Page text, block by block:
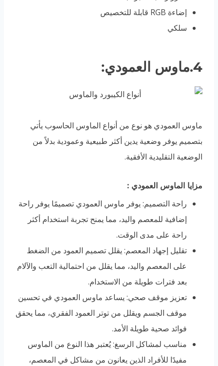
إضاءة RGB قابلة للتخصيص
سلكي
4.ماوس العمودي:
ماوس العمودي هو نوع من أنواع الماوس الحاسوب يأتي
بتصميم يوفر وضعية يدين أكثر طبيعية وعمودية بدلاً من
الوضعية التقليدية الأفقية.
مزايا الماوس العمودي :
راحة التصميم: يوفر ماوس العمودي تصميمًا يوفر راحة
إضافية للمعصم واليد، مما يمنح تجربة استخدام أكثر
راحة على مدى الوقت.
تقليل إجهاد المعصم: يقلل تصميم العمود من الضغط
على المعصم واليد، مما يقلل من احتمالية التعب والآلام
بعد فترات طويلة من الاستخدام.
تعزيز موقف صحي: يساعد ماوس العمودي في تحسين
موقف الجسم ويقلل من توتر العمود الفقري، مما يحقق
فوائد صحية طويلة الأمد.
مناسب لمشاكل الرسغ: يُعتبر هذا النوع من الماوس
مفيدًا للأفراد الذين يعانون من مشاكل في المعصم،